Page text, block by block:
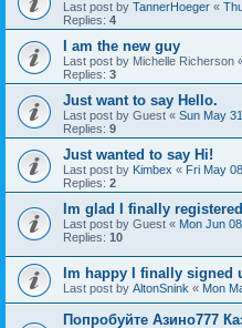
Last post by TannerHoeger «
Replies: 4
I am the new guy
Last post by Michelle Richerson
Replies: 3
Just want to say Hello.
Last post by Guest « Sun May
Replies: 9
Just wanted to say Hi!
Last post by Kimbex « Fri May
Replies: 2
Im glad I finally registered
Last post by Guest « Mon Jun
Replies: 10
Im happy I finally signed
Last post by AltonSnink « Mon
Попробуйте Азино777